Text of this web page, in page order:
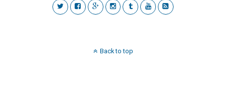
Back to top